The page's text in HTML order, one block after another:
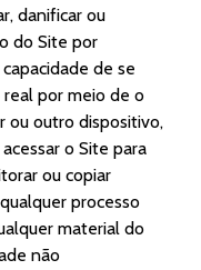
danificar ou
do Site por
de se
por meio de o
ou outro dispositivo,
o Site para
ou copiar
processo
material do
não